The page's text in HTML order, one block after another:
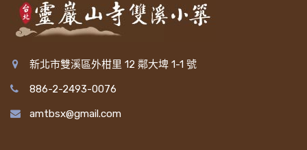
以「目連如」，這個「如」這個字就是如理如
法，依照佛的教導來設這個齋。這句就很重要，
很關鍵。現在我們看到農曆七月很多地方都辦齋
辦，這個可能就要去檢討了。如佛教導這樣辦是
什麼？這天出家人都要去懺悔，大家互相舉出過
家，實非欲依止真師，決擇生死，蓋一時偶合而
已。是以其心見利則易，逢惡友惑之者易，瞋其
事道如靈素者有之矣！又甚而太陽平侍者之流，
未必其無人矣！嗟乎！悲哉！】
蓮池大師做一個總論，總的評論。『古之為
新北市雙溪區外柑里 12 鄰大埤 1-1 號
886-2-2493-0076
amtbsx@gmail.com